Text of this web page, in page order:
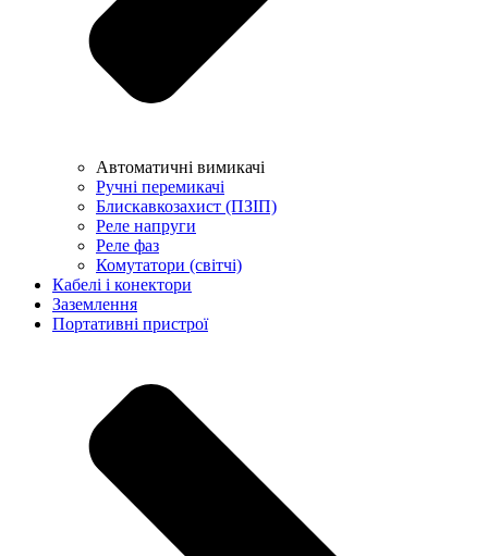
Автоматичні вимикачі
Ручні перемикачі
Блискавкозахист (ПЗІП)
Реле напруги
Реле фаз
Комутатори (світчі)
Кабелі і конектори
Заземлення
Портативні пристрої